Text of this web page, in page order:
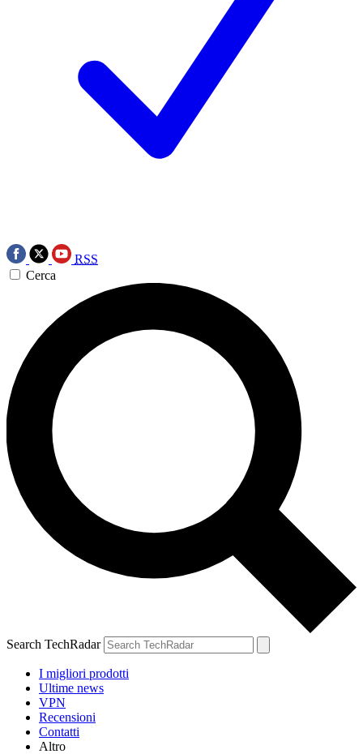
RSS
Cerca
Search TechRadar
I migliori prodotti
Ultime news
VPN
Recensioni
Contatti
Altro